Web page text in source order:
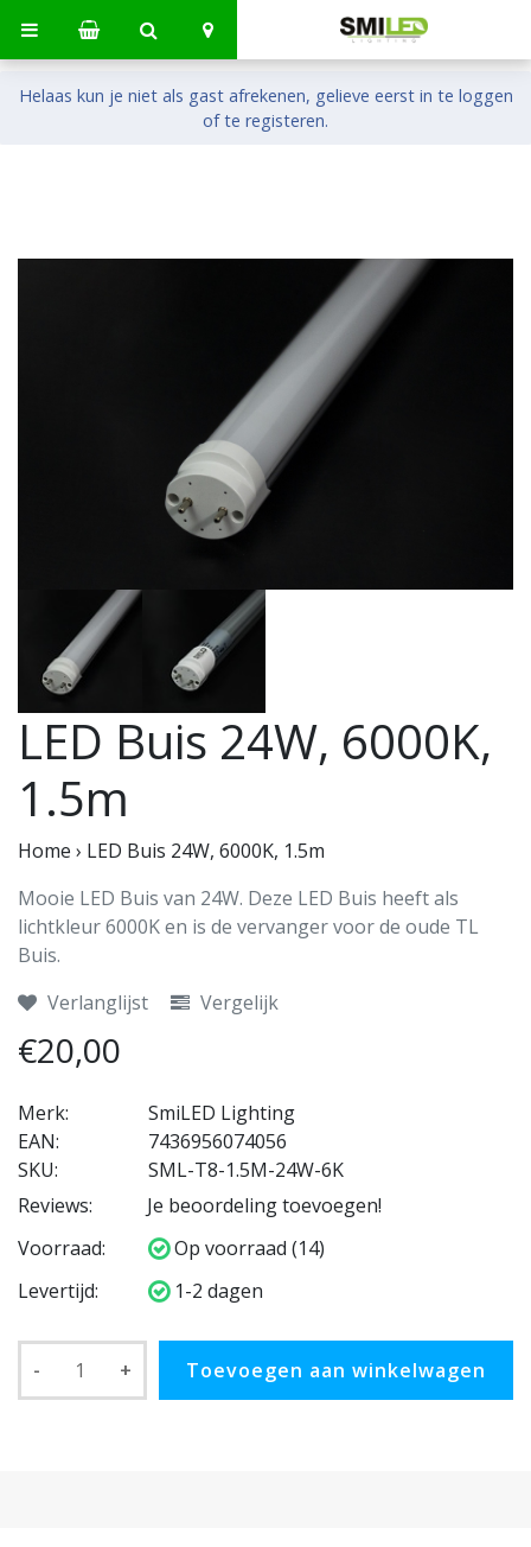
Helaas kun je niet als gast afrekenen, gelieve eerst in te loggen
of te registeren.
LED Buis 24W, 6000K,
1.5m
Home › LED Buis 24W, 6000K, 1.5m
Mooie LED Buis van 24W. Deze LED Buis heeft als
lichtkleur 6000K en is de vervanger voor de oude TL
Buis.
Verlanglijst
Vergelijk
€20,00
Merk:
SmiLED Lighting
EAN:
7436956074056
SKU:
SML-T8-1.5M-24W-6K
Reviews:
Je beoordeling toevoegen!
Voorraad:
Op voorraad (14)
Levertijd:
1-2 dagen
- + Toevoegen aan winkelwagen